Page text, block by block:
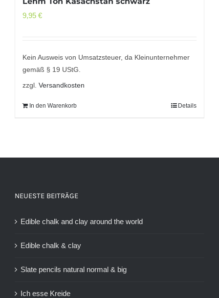
9,95 €
Kein Ausweis von Umsatzsteuer, da Kleinunternehmer
gemäß § 19 UStG.
zzgl. Versandkosten
In den Warenkorb Details
NEUESTE BEITRÄGE
Edible chalk and clay around the world
Edible chalk & clay
Slate pencils natural normal & big
Ich esse Kreide